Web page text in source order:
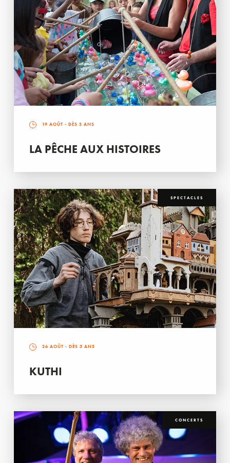
19 AOÛT - DÈS 3 ANS
LA PÊCHE AUX HISTOIRES
SPECTACLES
26 AOÛT - DÈS 3 ANS
KUTHI
CONCERTS